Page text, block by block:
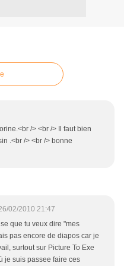
/> <br /> Il faut bien
.<br /> <br /> bonne
02/2010 21:47
que tu veux dire "mes
pas encore de diapos car je
surtout sur Picture To Exe
je suis passee faire ces